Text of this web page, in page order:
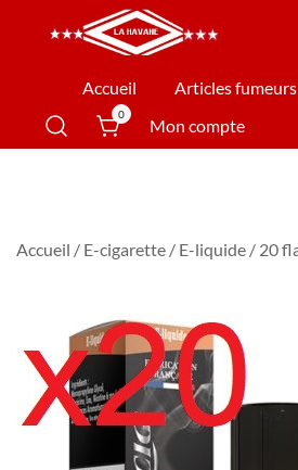
La Havane Nîmes
Accueil Articles fumeurs
0
Mon compte
Accueil / E-cigarette / E-liquide / 20